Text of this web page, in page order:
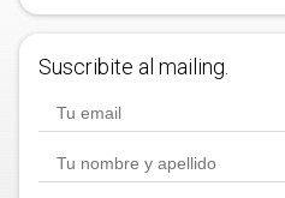
Suscribite al mailing.